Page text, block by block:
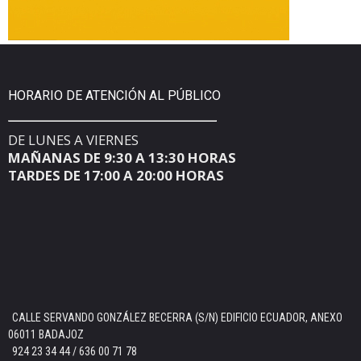
HORARIO DE ATENCIÓN AL PÚBLICO
DE LUNES A VIERNES
MAÑANAS DE 9:30 A 13:30 HORAS
TARDES DE 17:00 A 20:00 HORAS
CALLE SERVANDO GONZÁLEZ BECERRA (S/N) EDIFICIO ECUADOR, ANEXO
06011 BADAJOZ
924 23 34 44 / 636 00 71 78